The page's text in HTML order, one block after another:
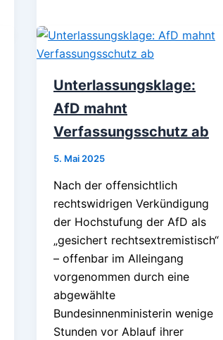
Unterlassungsklage:
AfD mahnt
Verfassungsschutz ab
5. Mai 2025
Nach der offensichtlich
rechtswidrigen Verkündigung
der Hochstufung der AfD als
„gesichert rechtsextremistisch“
– offenbar im Alleingang
vorgenommen durch eine
abgewählte
Bundesinnenministerin wenige
Stunden vor Ablauf ihrer